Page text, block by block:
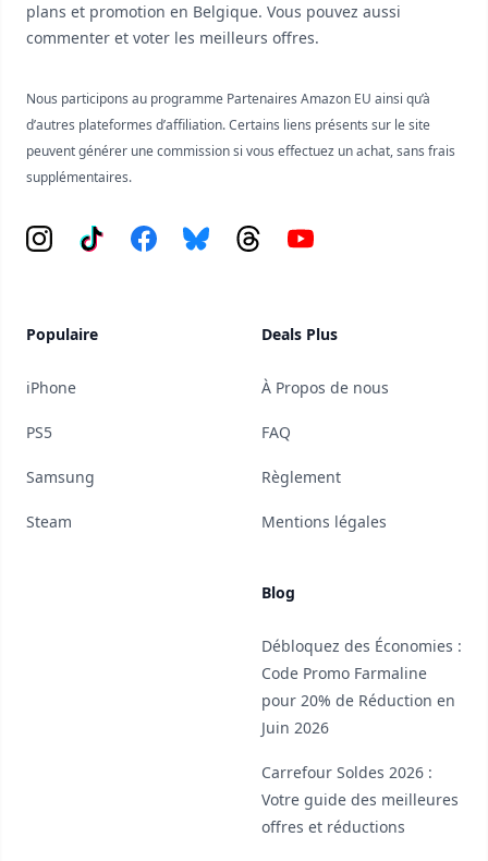
plans et promotion en Belgique. Vous pouvez aussi
commenter et voter les meilleurs offres.
Nous participons au programme Partenaires Amazon EU ainsi qu’à
d’autres plateformes d’affiliation. Certains liens présents sur le site
peuvent générer une commission si vous effectuez un achat, sans frais
supplémentaires.
Instagram
Tiktok FacebookBlueskyThreadsYouTube
Populaire
iPhone
PS5
Samsung
Steam
Deals Plus
À Propos de nous
FAQ
Règlement
Mentions légales
Blog
Débloquez des Économies :
Code Promo Farmaline
pour 20% de Réduction en
Juin 2026
Carrefour Soldes 2026 :
Votre guide des meilleures
offres et réductions